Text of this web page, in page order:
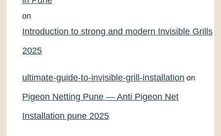
on
Introduction to strong and modern Invisible Grills
2025
ultimate-guide-to-invisible-grill-installation on
Pigeon Netting Pune — Anti Pigeon Net
Installation pune 2025